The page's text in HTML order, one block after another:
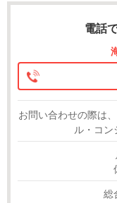
電話
お問い合わせの際は
ル・コン
総